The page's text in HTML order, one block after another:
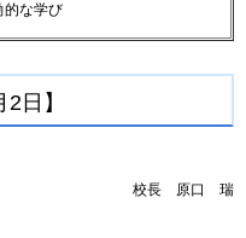
な学び
日】
校長 原口 瑞